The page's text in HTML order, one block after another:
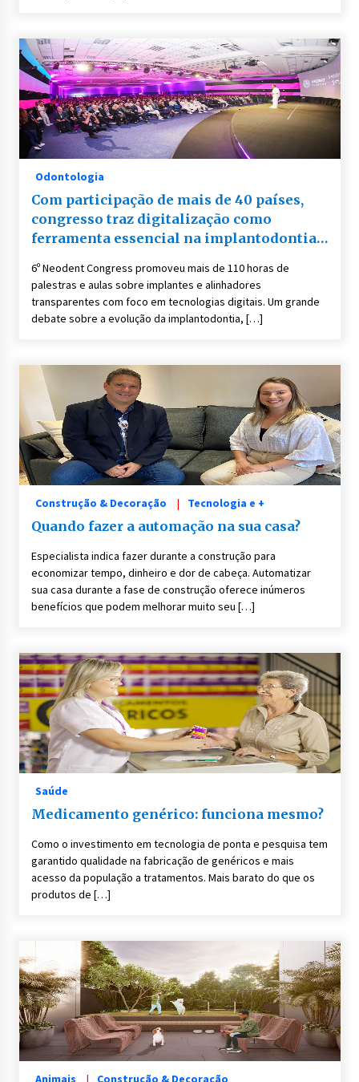
Odontologia
Com participação de mais de 40 países,
congresso traz digitalização como
ferramenta essencial na implantodontia e
6º Neodent Congress promoveu mais de 110 horas de
palestras e aulas sobre implantes e alinhadores
transparentes com foco em tecnologias digitais. Um grande
debate sobre a evolução da implantodontia, […]
Construção & Decoração Tecnologia e +
Quando fazer a automação na sua casa?
Especialista indica fazer durante a construção para
economizar tempo, dinheiro e dor de cabeça. Automatizar
sua casa durante a fase de construção oferece inúmeros
benefícios que podem melhorar muito seu […]
Saúde
Medicamento genérico: funciona mesmo?
Como o investimento em tecnologia de ponta e pesquisa tem
garantido qualidade na fabricação de genéricos e mais
acesso da população a tratamentos. Mais barato do que os
produtos de […]
Animais Construção & Decoração